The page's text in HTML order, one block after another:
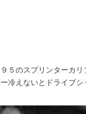
５のスプリンターカリ
冷えないとドライブシ